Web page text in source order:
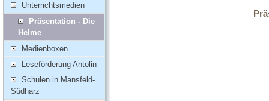
Unterrichtsmedien
Präsentation - Die
Helme
Medienboxen
Leseförderung Antolin
Schulen in Mansfeld-
Südharz